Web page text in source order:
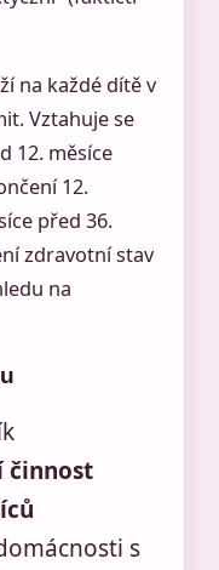
na každé dítě v
Vztahuje se
12. měsíce
12.
před 36.
zdravotní stav
na
činnost
s